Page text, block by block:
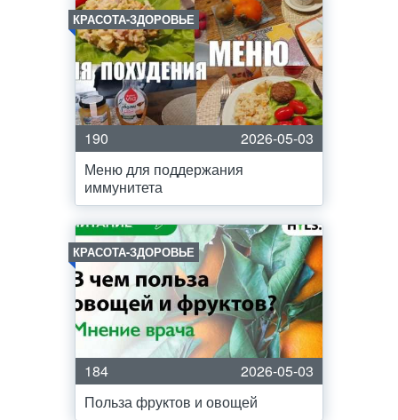
КРАСОТА-ЗДОРОВЬЕ
190
2026-05-03
Меню для поддержания
иммунитета
КРАСОТА-ЗДОРОВЬЕ
184
2026-05-03
Польза фруктов и овощей